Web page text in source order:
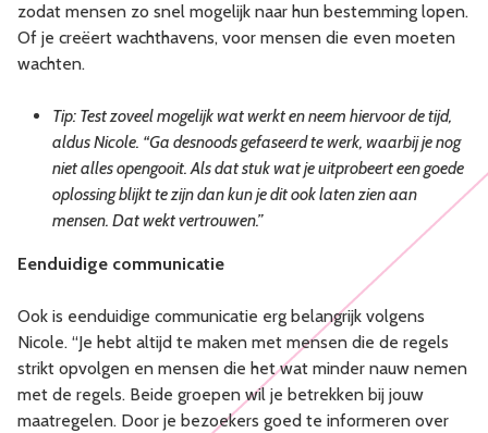
zodat mensen zo snel mogelijk naar hun bestemming lopen.
Of je creëert wachthavens, voor mensen die even moeten
wachten.
Tip: Test zoveel mogelijk wat werkt en neem hiervoor de tijd,
aldus Nicole. “Ga desnoods gefaseerd te werk, waarbij je nog
niet alles opengooit. Als dat stuk wat je uitprobeert een goede
oplossing blijkt te zijn dan kun je dit ook laten zien aan
mensen. Dat wekt vertrouwen.”
Eenduidige communicatie
Ook is eenduidige communicatie erg belangrijk volgens
Nicole. “Je hebt altijd te maken met mensen die de regels
strikt opvolgen en mensen die het wat minder nauw nemen
met de regels. Beide groepen wil je betrekken bij jouw
maatregelen. Door je bezoekers goed te informeren over